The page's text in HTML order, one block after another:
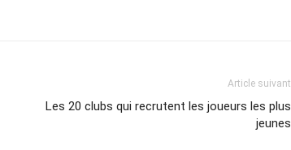
Article suivant
Les 20 clubs qui recrutent les joueurs les plus
jeunes